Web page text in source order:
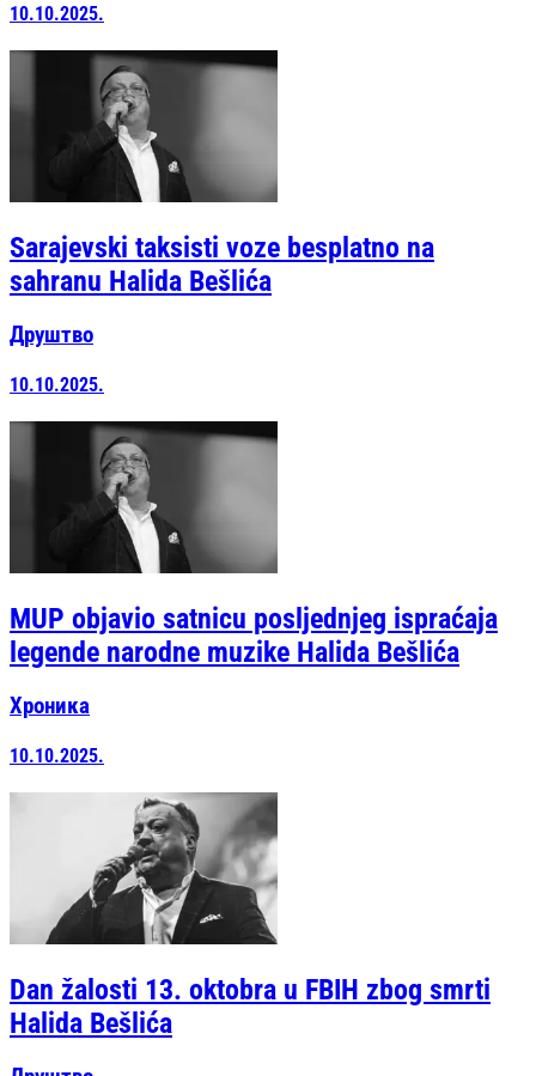
10.10.2025.
Sarajevski taksisti voze besplatno na
sahranu Halida Bešlića
Друштво
10.10.2025.
MUP objavio satnicu posljednjeg ispraćaja
legende narodne muzike Halida Bešlića
Хроника
10.10.2025.
Dan žalosti 13. oktobra u FBIH zbog smrti
Halida Bešlića